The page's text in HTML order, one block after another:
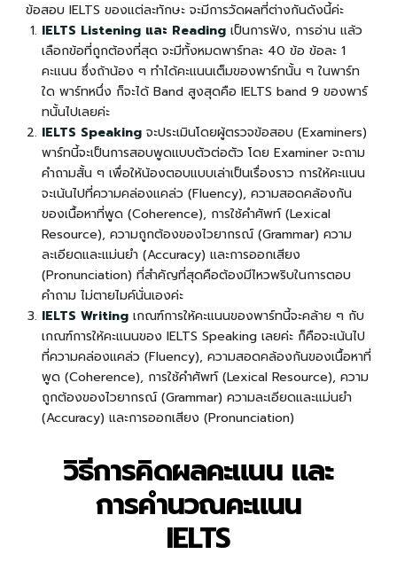
ข้อสอบ IELTS ของแต่ละทักษะ จะมีการวัดผลที่ต่างกันดังนี้ค่ะ
IELTS Listening และ Readingเป็นการฟัง, การอ่าน แล้ว
เลือกข้อที่ถูกต้องที่สุด จะมีทั้งหมดพาร์ทละ 40 ข้อ ข้อละ 1
คะแนน ซึ่งถ้าน้อง ๆ ทำได้คะแนนเต็มของพาร์ทนั้น ๆ ในพาร์ท
ใด พาร์ทหนึ่ง ก็จะได้ Band สูงสุดคือ IELTS band 9 ของพาร์
ทนั้นไปเลยค่ะ
IELTS Speakingจะประเมินโดยผู้ตรวจข้อสอบ (Examiners)
พาร์ทนี้จะเป็นการสอบพูดแบบตัวต่อตัว โดย Examiner จะถาม
คำถามสั้น ๆ เพื่อให้น้องตอบแบบเล่าเป็นเรื่องราว การให้คะแนน
จะเน้นไปที่ความคล่องแคล่ว (Fluency), ความสอดคล้องกัน
ของเนื้อหาที่พูด (Coherence), การใช้คำศัพท์ (Lexical
Resource), ความถูกต้องของไวยากรณ์ (Grammar) ความ
ละเอียดและแม่นยำ (Accuracy) และการออกเสียง
(Pronunciation) ที่สำคัญที่สุดคือต้องมีไหวพริบในการตอบ
คำถาม ไม่ตายไมค์นั่นเองค่ะ
IELTS Writingเกณฑ์การให้คะแนนของพาร์ทนี้จะคล้าย ๆ กับ
เกณฑ์การให้คะแนนของ IELTS Speaking เลยค่ะ ก็คือจะเน้นไป
ที่ความคล่องแคล่ว (Fluency), ความสอดคล้องกันของเนื้อหาที่
พูด (Coherence), การใช้คำศัพท์ (Lexical Resource), ความ
ถูกต้องของไวยากรณ์ (Grammar) ความละเอียดและแม่นยำ
(Accuracy) และการออกเสียง (Pronunciation)
วิธีการคิดผลคะแนน และ
การคำนวณคะแนน
IELTS